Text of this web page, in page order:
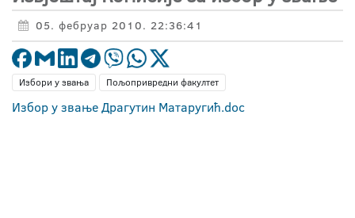
05. фебруар 2010. 22:36:41
Избори у звања Пољопривредни факултет
Избор у звање Драгутин Матаругић.doc